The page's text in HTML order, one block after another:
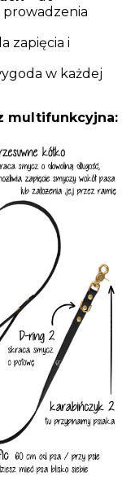
zapięcia i
w każdej
multifunkcyjna: